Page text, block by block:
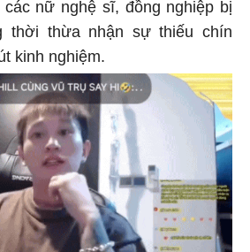
nữ nghệ sĩ, đồng nghiệp bị
thời thừa nhận sự thiếu chín
kinh nghiệm.